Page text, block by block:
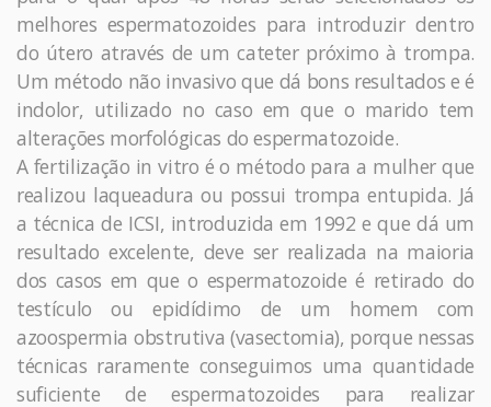
melhores espermatozoides para introduzir dentro
do útero através de um cateter próximo à trompa.
Um método não invasivo que dá bons resultados e é
indolor, utilizado no caso em que o marido tem
alterações morfológicas do espermatozoide.
A fertilização in vitro é o método para a mulher que
realizou laqueadura ou possui trompa entupida. Já
a técnica de ICSI, introduzida em 1992 e que dá um
resultado excelente, deve ser realizada na maioria
dos casos em que o espermatozoide é retirado do
testículo ou epidídimo de um homem com
azoospermia obstrutiva (vasectomia), porque nessas
técnicas raramente conseguimos uma quantidade
suficiente de espermatozoides para realizar